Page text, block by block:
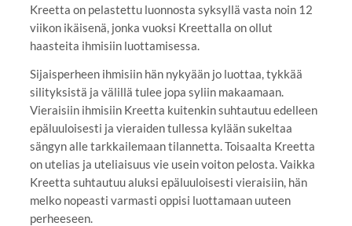
Kreetta on pelastettu luonnosta syksyllä vasta noin 12
viikon ikäisenä, jonka vuoksi Kreettalla on ollut
haasteita ihmisiin luottamisessa.
Sijaisperheen ihmisiin hän nykyään jo luottaa, tykkää
silityksistä ja välillä tulee jopa syliin makaamaan.
Vieraisiin ihmisiin Kreetta kuitenkin suhtautuu edelleen
epäluuloisesti ja vieraiden tullessa kylään sukeltaa
sängyn alle tarkkailemaan tilannetta. Toisaalta Kreetta
on utelias ja uteliaisuus vie usein voiton pelosta. Vaikka
Kreetta suhtautuu aluksi epäluuloisesti vieraisiin, hän
melko nopeasti varmasti oppisi luottamaan uuteen
perheeseen.